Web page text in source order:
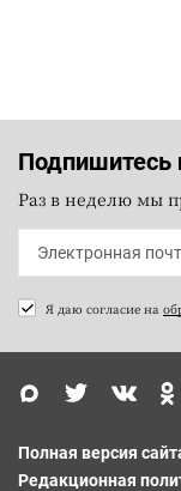
Подпишитесь
Раз в неделю мы
Я даю согласие на
Полная версия
Редакционная